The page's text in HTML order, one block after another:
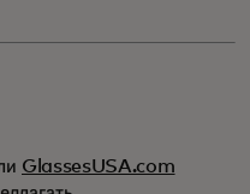
GlassesUSA.com